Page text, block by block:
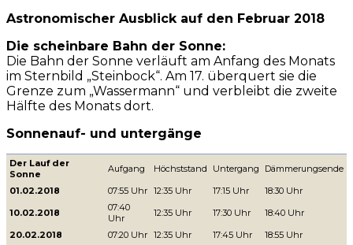
Astronomischer Ausblick auf den Februar 2018
Die scheinbare Bahn der Sonne:
Die Bahn der Sonne verläuft am Anfang des Monats
im Sternbild „Steinbock“. Am 17. überquert sie die
Grenze zum „Wassermann“ und verbleibt die zweite
Hälfte des Monats dort.
Sonnenauf- und untergänge
Der Lauf der
Sonne
Aufgang Höchststand Untergang
Dämmerungsende
01.02.2018
07:55 Uhr 12:35 Uhr 17:15 Uhr
18:30 Uhr
10.02.2018
07:40
Uhr
12:35 Uhr 17:30 Uhr
18:40 Uhr
20.02.2018
07:20 Uhr 12:35 Uhr 17:45 Uhr
18:55 Uhr